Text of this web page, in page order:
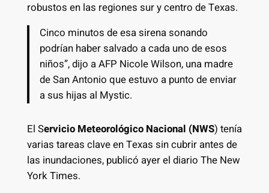
robustos en las regiones sur y centro de Texas.
Cinco minutos de esa sirena sonando
podrían haber salvado a cada uno de esos
niños”, dijo a AFP Nicole Wilson, una madre
de San Antonio que estuvo a punto de enviar
a sus hijas al Mystic.
El Servicio Meteorológico Nacional (NWS) tenía
varias tareas clave en Texas sin cubrir antes de
las inundaciones, publicó ayer el diario The New
York Times.